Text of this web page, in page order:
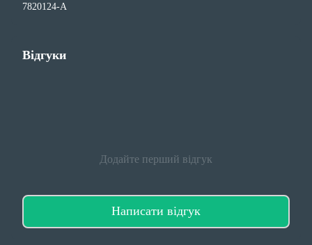
7820124-A
Відгуки
Додайте перший відгук
Написати відгук